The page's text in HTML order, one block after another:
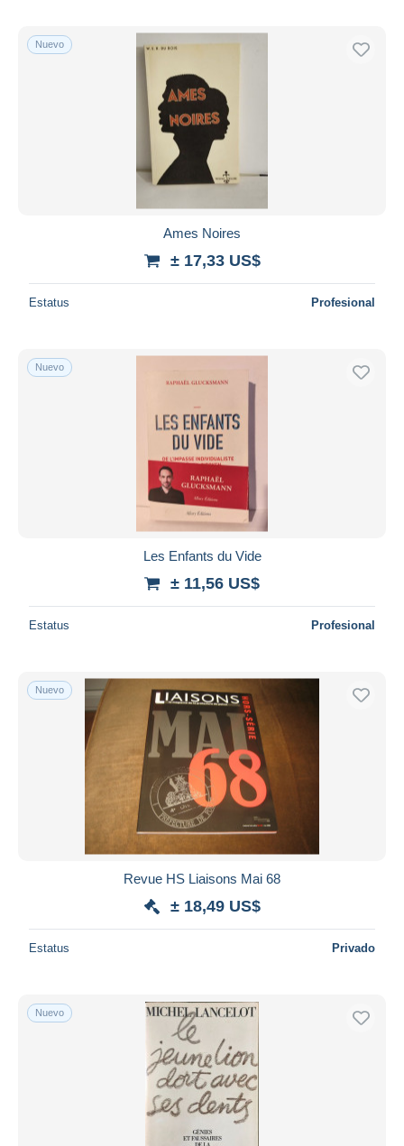
Nuevo
Ames Noires
± 17,33 US$
Estatus Profesional
Nuevo
Les Enfants du Vide
± 11,56 US$
Estatus Profesional
Nuevo
Revue HS Liaisons Mai 68
± 18,49 US$
Estatus Privado
Nuevo